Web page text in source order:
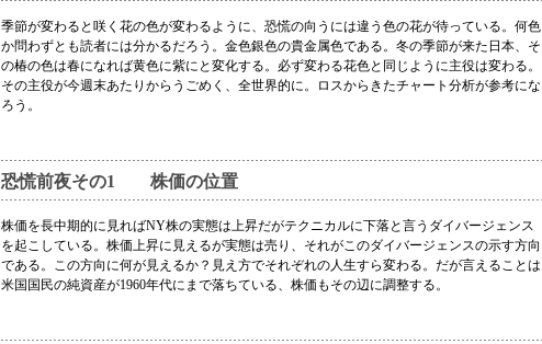
季節が変わると咲く花の色が変わるように、恐慌の向うには違う色の花が待っている。何色
か問わずとも読者には分かるだろう。金色銀色の貴金属色である。冬の季節が来た日本、そ
の椿の色は春になれば黄色に紫にと変化する。必ず変わる花色と同じように主役は変わる。
その主役が今週末あたりからうごめく、全世界的に。ロスからきたチャート分析が参考にな
ろう。
恐慌前夜その1 株価の位置
株価を長中期的に見ればNY株の実態は上昇だがテクニカルに下落と言うダイバージェンス
を起こしている。株価上昇に見えるが実態は売り、それがこのダイバージェンスの示す方向
である。この方向に何が見えるか？見え方でそれぞれの人生すら変わる。だが言えることは
米国国民の純資産が1960年代にまで落ちている、株価もその辺に調整する。